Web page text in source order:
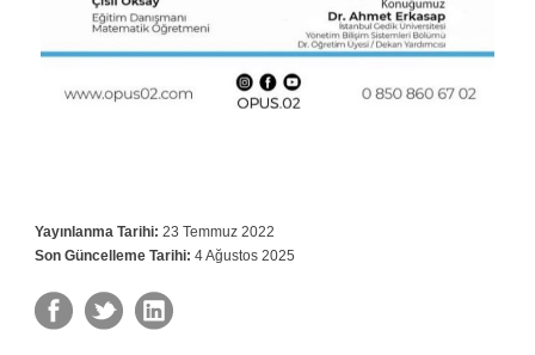
Yayınlanma Tarihi: 23 Temmuz 2022
Son Güncelleme Tarihi: 4 Ağustos 2025